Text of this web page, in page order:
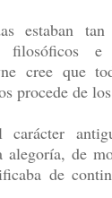
estaban
filosóficos
cree que
procede de
de
de